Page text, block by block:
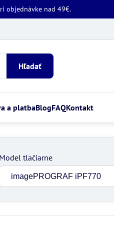
objednávke nad 49€.
Hľadať
a platbaBlogFAQKontakt
Model tlačiarne